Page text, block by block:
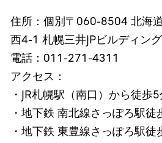
住所：個別〒060-8504 北海
西4-1 札幌三井JPビルディング
電話：011-271-4311
アクセス：
・JR札幌駅（南口）から徒歩5
・地下鉄 南北線さっぽろ駅徒
・地下鉄 東豊線さっぽろ駅徒